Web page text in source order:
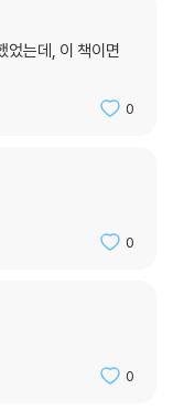
었는데, 이 책이면
0
0
0